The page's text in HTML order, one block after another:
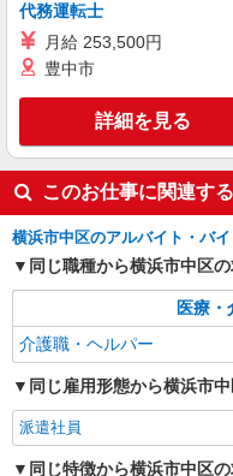
株式会社kotrio /●YK-H-
＜根岸
OK！子
時給
通費全支
横浜
キープ
派遣社員
株式会社kotrio /●YK-H-
除など♪
時給
通費全支
横浜
代務運転士
月給 253,500円
豊中市
詳細を見る
このお仕事に関連す
横浜市中区のアルバイト・バ
同じ職種から横浜市中区
医療・
介護職・ヘルパー
同じ雇用形態から横浜市
派遣社員
同じ特徴から横浜市中区